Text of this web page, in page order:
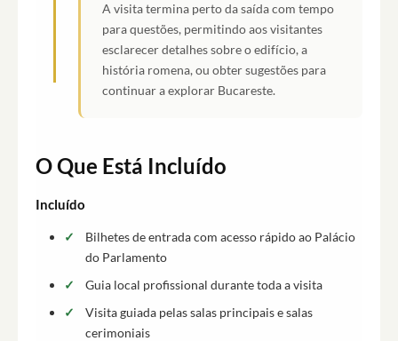
A visita termina perto da saída com tempo
para questões, permitindo aos visitantes
esclarecer detalhes sobre o edifício, a
história romena, ou obter sugestões para
continuar a explorar Bucareste.
O Que Está Incluído
Incluído
Bilhetes de entrada com acesso rápido ao Palácio
do Parlamento
Guia local profissional durante toda a visita
Visita guiada pelas salas principais e salas
cerimoniais